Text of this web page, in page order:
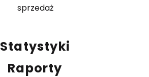
sprzedaż
Statystyki
Raporty